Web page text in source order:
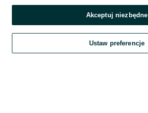
Szukaj Obserwujesz Dodaj
Akceptuj niezbędne
Ustaw preferencje